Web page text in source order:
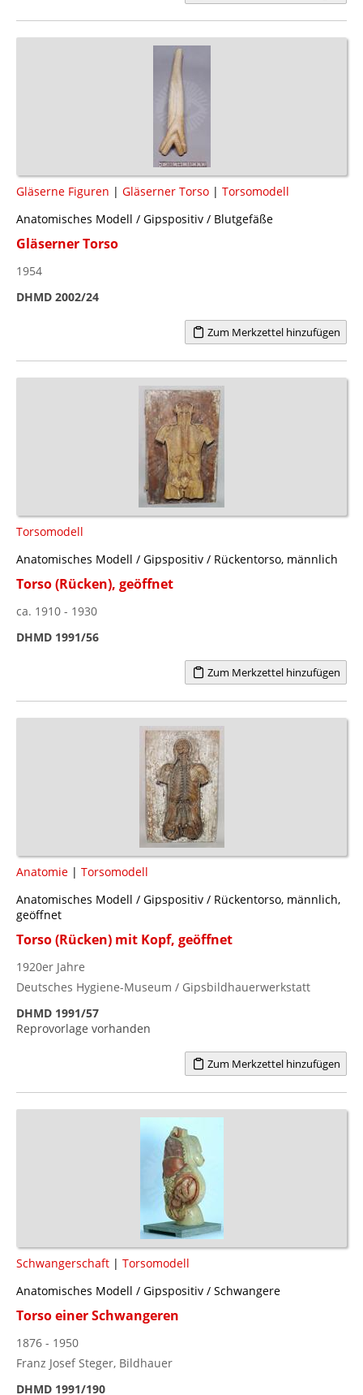
Gläserne Figuren | Gläserner Torso | Torsomodell
Anatomisches Modell / Gipspositiv / Blutgefäße
Gläserner Torso
1954
DHMD 2002/24
Zum Merkzettel hinzufügen
Torsomodell
Anatomisches Modell / Gipspositiv / Rückentorso, männlich
Torso (Rücken), geöffnet
ca. 1910 - 1930
DHMD 1991/56
Zum Merkzettel hinzufügen
Anatomie | Torsomodell
Anatomisches Modell / Gipspositiv / Rückentorso, männlich,
geöffnet
Torso (Rücken) mit Kopf, geöffnet
1920er Jahre
Deutsches Hygiene-Museum / Gipsbildhauerwerkstatt
DHMD 1991/57
Reprovorlage vorhanden
Zum Merkzettel hinzufügen
Schwangerschaft | Torsomodell
Anatomisches Modell / Gipspositiv / Schwangere
Torso einer Schwangeren
1876 - 1950
Franz Josef Steger, Bildhauer
DHMD 1991/190